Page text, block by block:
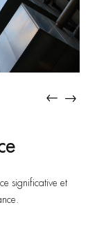
1 1
HMN •